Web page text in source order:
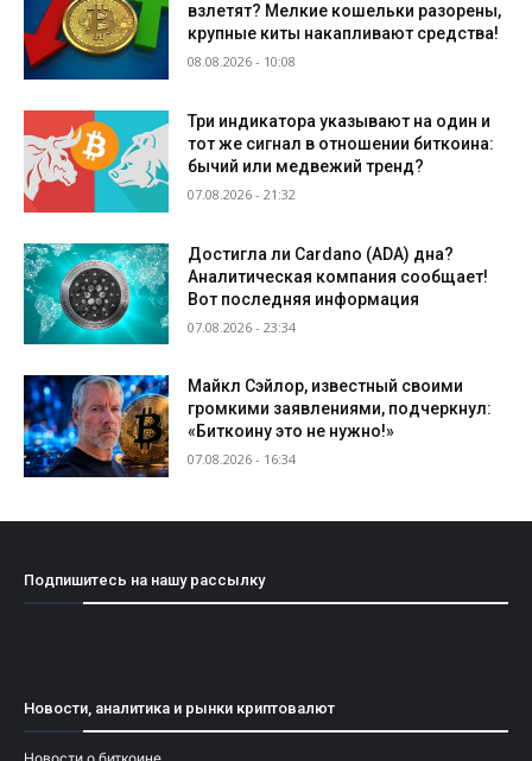
взлетят? Мелкие кошельки разорены,
крупные киты накапливают средства!
08.08.2026 - 10:08
Три индикатора указывают на один и
тот же сигнал в отношении биткоина:
бычий или медвежий тренд?
07.08.2026 - 21:32
Достигла ли Cardano (ADA) дна?
Аналитическая компания сообщает!
Вот последняя информация
07.08.2026 - 23:34
Майкл Сэйлор, известный своими
громкими заявлениями, подчеркнул:
«Биткоину это не нужно!»
07.08.2026 - 16:34
Подпишитесь на нашу рассылку
Новости, аналитика и рынки криптовалют